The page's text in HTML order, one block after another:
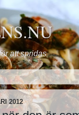
att spridas
2012